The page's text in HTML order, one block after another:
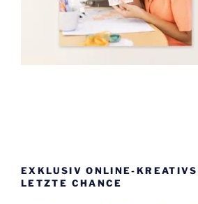
EXKLUSIV ONLINE-
LETZTE CHANCE